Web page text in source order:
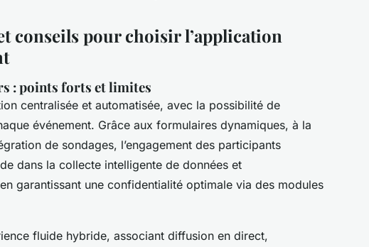
conseils pour choisir l’application
: points forts et limites
centralisée et automatisée, avec la possibilité de
événement. Grâce aux formulaires dynamiques, à la
de sondages, l’engagement des participants
dans la collecte intelligente de données et
garantissant une confidentialité optimale via des modules
fluide hybride, associant diffusion en direct,